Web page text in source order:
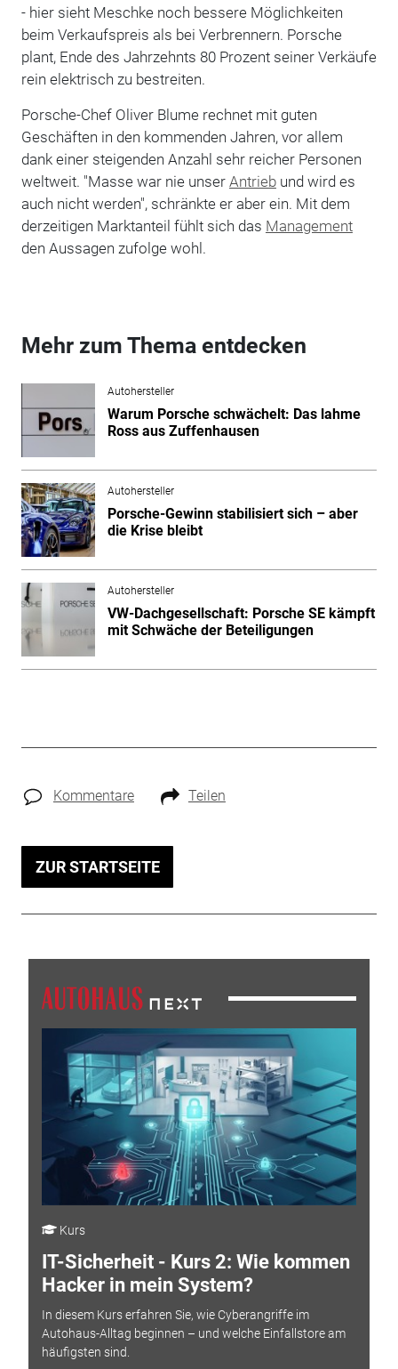
- hier sieht Meschke noch bessere Möglichkeiten
beim Verkaufspreis als bei Verbrennern. Porsche
plant, Ende des Jahrzehnts 80 Prozent seiner Verkäufe
rein elektrisch zu bestreiten.
Porsche-Chef Oliver Blume rechnet mit guten
Geschäften in den kommenden Jahren, vor allem
dank einer steigenden Anzahl sehr reicher Personen
weltweit. "Masse war nie unser Antriebund wird es
auch nicht werden", schränkte er aber ein. Mit dem
derzeitigen Marktanteil fühlt sich das Management
den Aussagen zufolge wohl.
Mehr zum Thema entdecken
Autohersteller
Warum Porsche schwächelt: Das lahme
Ross aus Zuffenhausen
Autohersteller
Porsche-Gewinn stabilisiert sich – aber
die Krise bleibt
Autohersteller
VW-Dachgesellschaft: Porsche SE kämpft
mit Schwäche der Beteiligungen
Kommentare Teilen
ZUR STARTSEITE
Kurs
IT-Sicherheit - Kurs 2: Wie kommen
Hacker in mein System?
In diesem Kurs erfahren Sie, wie Cyberangriffe im
Autohaus-Alltag beginnen – und welche Einfallstore am
häufigsten sind.